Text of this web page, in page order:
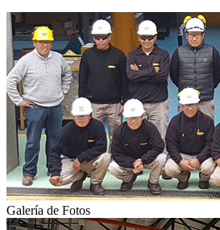
Galería de Fotos